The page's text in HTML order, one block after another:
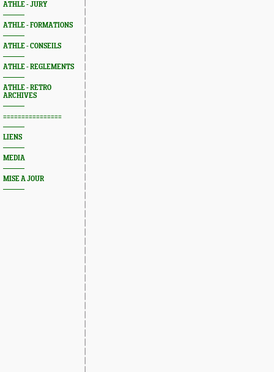
ATHLE - JURY
ATHLE - FORMATIONS
ATHLE - CONSEILS
ATHLE - REGLEMENTS
ATHLE - RETRO
ARCHIVES
================
LIENS
MEDIA
MISE A JOUR